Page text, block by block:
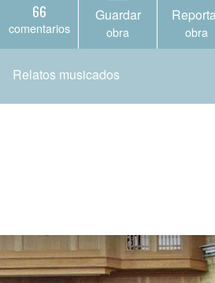
66
comentarios
Guardar
obra obra
Relatos musicados